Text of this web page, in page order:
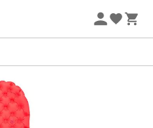
vanaf 2 producten* met
met de
Ultralight
zijn zodat je
de zon opkomt.
- ventiel 100% TPU -
100% nylon
en stille gemetalliseerde